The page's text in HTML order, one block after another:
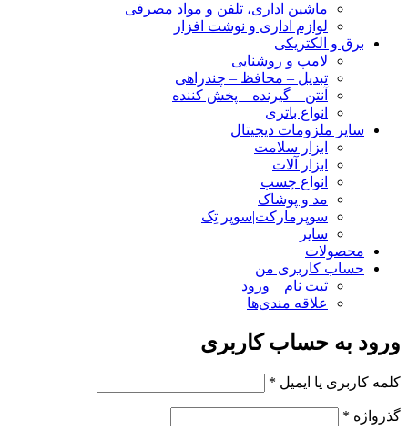
ماشین اداری، تلفن و مواد مصرفی
لوازم اداری و نوشت افزار
برق و الکتریکی
لامپ و روشنایی
تبدیل – محافظ – چندراهی
آنتن – گیرنده – پخش کننده
انواع باتری
سایر ملزومات دیجیتال
ابزار سلامت
ابزار آلات
انواع چسب
مد و پوشاک
سوپرمارکت|سوپر تِک
سایر
محصولات
حساب کاربری من
ثبت نام _ ورود
علاقه مندی‌ها
ورود به حساب کاربری
کلمه کاربری یا ایمیل *
گذرواژه *